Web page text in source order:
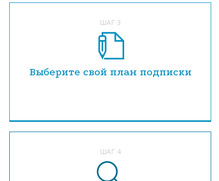
ШАГ 3
Выберите свой план подписки
ШАГ 4